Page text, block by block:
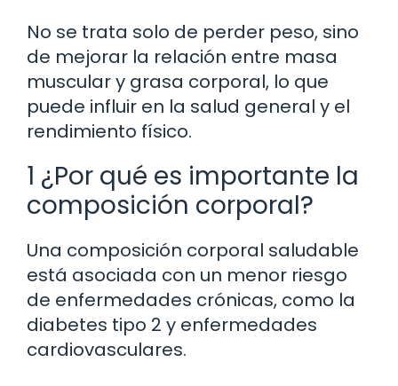
No se trata solo de perder peso, sino
de mejorar la relación entre masa
muscular y grasa corporal, lo que
puede influir en la salud general y el
rendimiento físico.
1 ¿Por qué es importante la
composición corporal?
Una composición corporal saludable
está asociada con un menor riesgo
de enfermedades crónicas, como la
diabetes tipo 2 y enfermedades
cardiovasculares.